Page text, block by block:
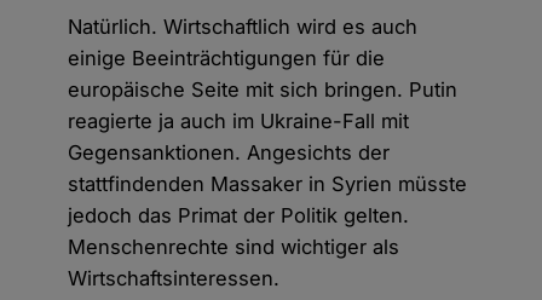
Natürlich. Wirtschaftlich wird es auch
einige Beeinträchtigungen für die
europäische Seite mit sich bringen. Putin
reagierte ja auch im Ukraine-Fall mit
Gegensanktionen. Angesichts der
stattfindenden Massaker in Syrien müsste
jedoch das Primat der Politik gelten.
Menschenrechte sind wichtiger als
Wirtschaftsinteressen.